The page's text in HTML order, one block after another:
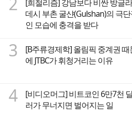
[희철리즘] 강남보다 비싼 방글라
데시 부촌 굴샨(Gulshan)의 극
인 모습에 충격을 받다
3
[B주류경제학] 올림픽 중계권 때
에 JTBC가 휘청거리는 이유
4
[비디오머그] 비트코인 6만7천
러가 무너지면 벌어지는 일